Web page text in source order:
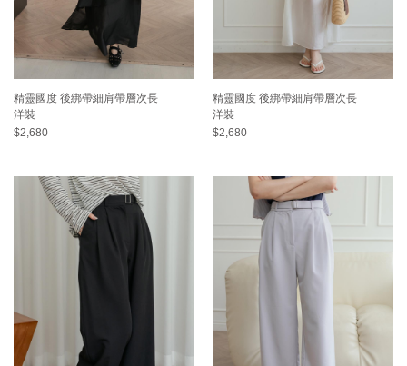
精靈國度 後綁帶細肩帶層次長
洋裝
$2,680
精靈國度 後綁帶細肩帶層次長
洋裝
$2,680